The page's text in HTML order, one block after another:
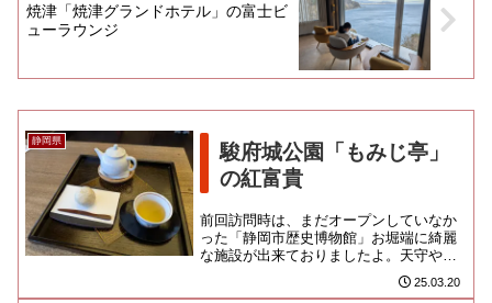
焼津「焼津グランドホテル」の富士ビ
ューラウンジ
静岡県
駿府城公園「もみじ亭」
の紅富貴
前回訪問時は、まだオープンしていなか
った「静岡市歴史博物館」お堀端に綺麗
な施設が出来ておりましたよ。天守や本
殿が再現されていない駿府城観光にとっ
ては価値ある歴史コンテンツが... 25.03.20